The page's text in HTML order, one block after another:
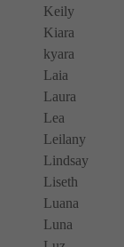
Keily
Kiara
kyara
Laia
Laura
Lea
Leilany
Lindsay
Liseth
Luana
Luna